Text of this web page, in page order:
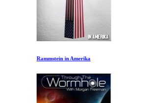
Rammstein in Amerika